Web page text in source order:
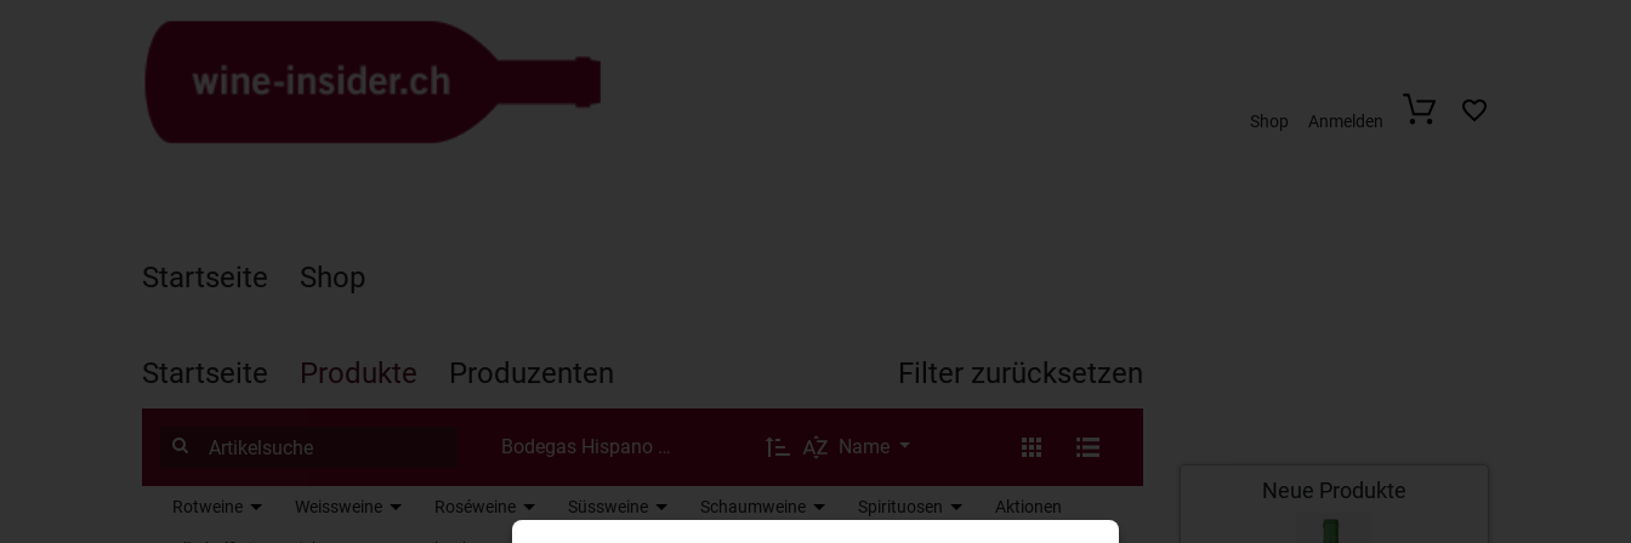
Shop Anmelden
Startseite Shop
Startseite Produkte Produzenten Filter zurücksetzen
Bodegas Hispano Suizes, El Ponton Name
Rotweine Weissweine Roséweine Süssweine Schaumweine Spirituosen Aktionen
Neue Produkte